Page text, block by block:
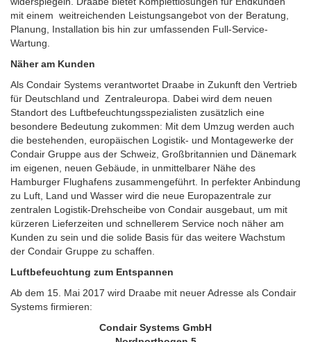
mit einem weitreichenden Leistungsangebot von der Beratung,
Planung, Installation bis hin zur umfassenden Full-Service-
Wartung.
Näher am Kunden
Als Condair Systems verantwortet Draabe in Zukunft den Vertrieb
für Deutschland und Zentraleuropa. Dabei wird dem neuen
Standort des Luftbefeuchtungsspezialisten zusätzlich eine
besondere Bedeutung zukommen: Mit dem Umzug werden auch
die bestehenden, europäischen Logistik- und Montagewerke der
Condair Gruppe aus der Schweiz, Großbritannien und Dänemark
im eigenen, neuen Gebäude, in unmittelbarer Nähe des
Hamburger Flughafens zusammengeführt. In perfekter Anbindung
zu Luft, Land und Wasser wird die neue Europazentrale zur
zentralen Logistik-Drehscheibe von Condair ausgebaut, um mit
kürzeren Lieferzeiten und schnellerem Service noch näher am
Kunden zu sein und die solide Basis für das weitere Wachstum
der Condair Gruppe zu schaffen.
Luftbefeuchtung zum Entspannen
Ab dem 15. Mai 2017 wird Draabe mit neuer Adresse als Condair
Systems firmieren:
Condair Systems GmbH